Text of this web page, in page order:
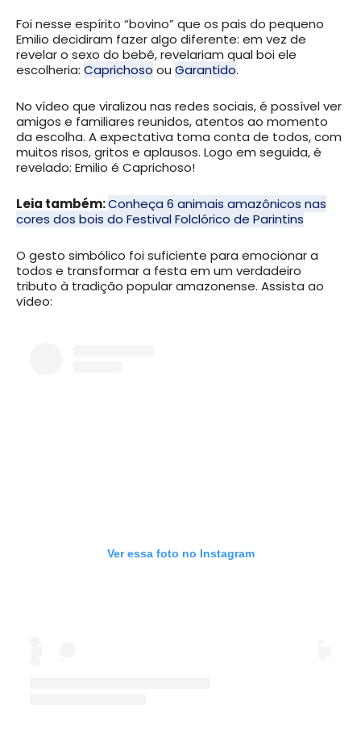
Foi nesse espírito “bovino” que os pais do pequeno
Emilio decidiram fazer algo diferente: em vez de
revelar o sexo do bebê, revelariam qual boi ele
escolheria: Caprichoso ou Garantido.
No vídeo que viralizou nas redes sociais, é possível ver
amigos e familiares reunidos, atentos ao momento
da escolha. A expectativa toma conta de todos, com
muitos risos, gritos e aplausos. Logo em seguida, é
revelado: Emilio é Caprichoso!
Leia também:Conheça 6 animais amazônicos nas
cores dos bois do Festival Folclórico de Parintins
O gesto simbólico foi suficiente para emocionar a
todos e transformar a festa em um verdadeiro
tributo à tradição popular amazonense. Assista ao
vídeo:
Ver essa foto no Instagram